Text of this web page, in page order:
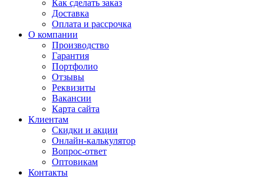
Как сделать заказ
Доставка
Оплата и рассрочка
О компании
Производство
Гарантия
Портфолио
Отзывы
Реквизиты
Вакансии
Карта сайта
Клиентам
Скидки и акции
Онлайн-калькулятор
Вопрос-ответ
Оптовикам
Контакты